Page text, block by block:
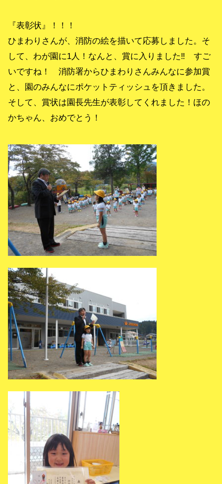
『表彰状』！！！
ひまわりさんが、消防の絵を描いて応募しました。そ
して、わが園に1人！なんと、賞に入りました‼ すご
いですね！ 消防署からひまわりさんみんなに参加賞
と、園のみんなにポケットティッシュを頂きました。
そして、賞状は園長先生が表彰してくれました！ほの
かちゃん、おめでとう！